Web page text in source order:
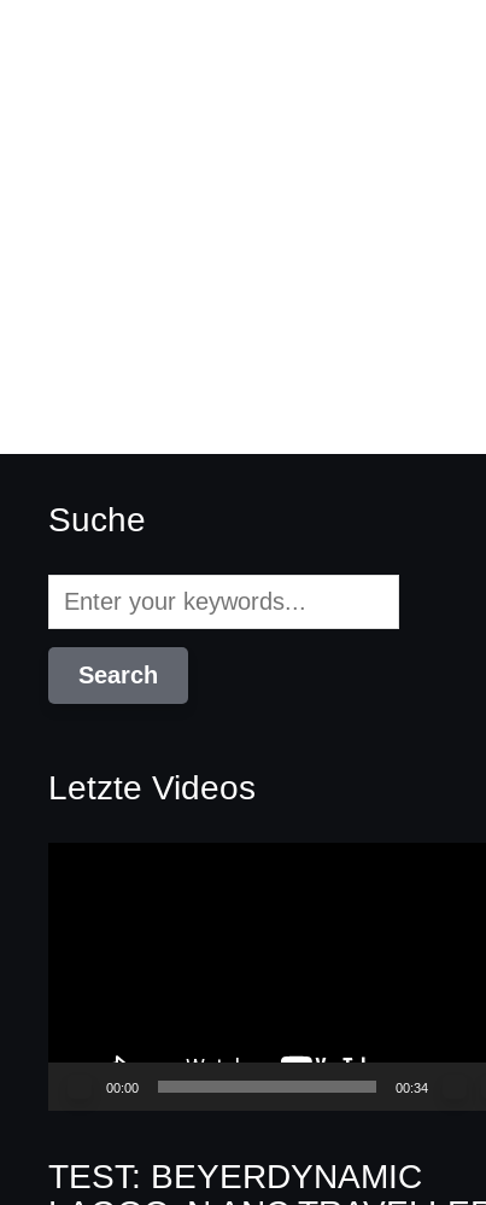
Suche
Letzte Videos
00:00 00:34
TEST: BEYERDYNAMIC